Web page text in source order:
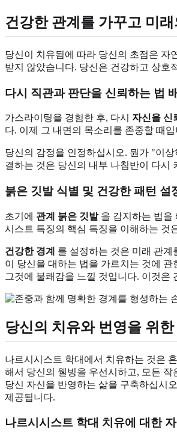
건강한 관계를 가꾸고 미래
당신이 치유됨에 따라 당신의 초점은 자
받지 않았습니다. 당신은 건강하고 상호
다시 직관과 판단을 신뢰하는 법
가스라이팅을 경험한 후, 다시 자신을 신
다. 이제 그 내면의 목소리를 존중할 때
당신의 감정을 인정하십시오. 뭔가 "이
결하는 것은 당신의 내부 나침반이 다시
붉은 깃발 식별 및 건강한 패턴 설
초기에 관계 붉은 깃발을 감지하는 법을
시스트 특징의 핵심 특징을 이해하는 것
건강한 경계
를 설정하는 것은 미래 관
이 당신을 대하는 법을 가르치는 것에
그것에 불쾌감을 느낄 것입니다. 이것은
당신의 치유와 번영을 위
나르시시스트 학대에서 치유하는 것은
해서 당신의 웰빙을 우선시하고, 모든
당신 자신을 반영하는 삶을 구축하십시
제공됩니다.
나르시시스트 학대 치유에 대한